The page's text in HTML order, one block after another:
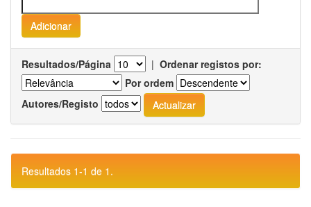
Resultados/Página | Ordenar registos por:
Por ordem
Autores/Registo
Resultados 1-1 de 1.